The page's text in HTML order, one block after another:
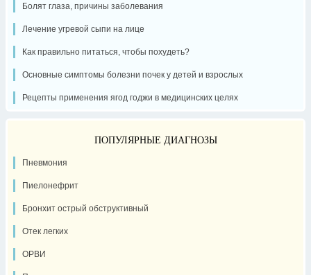
Болят глаза, причины заболевания
Лечение угревой сыпи на лице
Как правильно питаться, чтобы похудеть?
Основные симптомы болезни почек у детей и взрослых
Рецепты применения ягод годжи в медицинских целях
ПОПУЛЯРНЫЕ ДИАГНОЗЫ
Пневмония
Пиелонефрит
Бронхит острый обструктивный
Отек легких
ОРВИ